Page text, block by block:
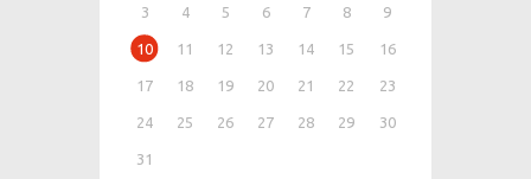
3 4 5 6 7 8 9
10 11 12 13 14 15 16
17 18 19 20 21 22 23
24 25 26 27 28 29 30
31